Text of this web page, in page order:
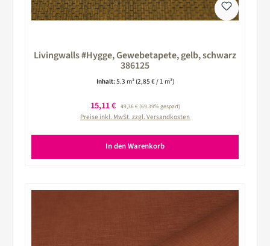
Livingwalls #Hygge, Gewebetapete, gelb, schwarz
386125
Inhalt:5.3 m² (2,85 € / 1 m²)
Verkaufspreis:
15,11 € Regulärer Preis:
49,36 €(69.39% gespart)
Preise inkl. MwSt. zzgl. Versandkosten
In den Warenkorb